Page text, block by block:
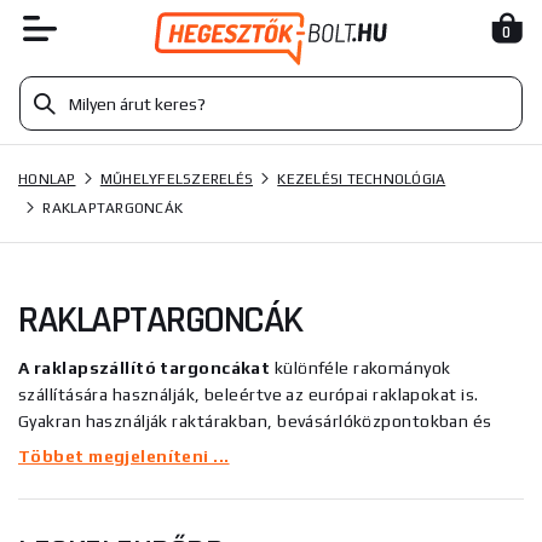
0
HONLAP MŰHELYFELSZERELÉS
KEZELÉSI TECHNOLÓGIA
RAKLAPTARGONCÁK
RAKLAPTARGONCÁK
A raklapszállító targoncákat különféle rakományok
szállítására használják, beleértve az európai raklapokat is.
Gyakran használják raktárakban, bevásárlóközpontokban és
sok más kereskedelmi létesítményben.
A raklapemelőegy robusztus és megbízható eszköz, amely
sok évig kitart. Ezért fontos a megfelelő kiválasztása. Mielőtt a
Többet megjeleníteni ...